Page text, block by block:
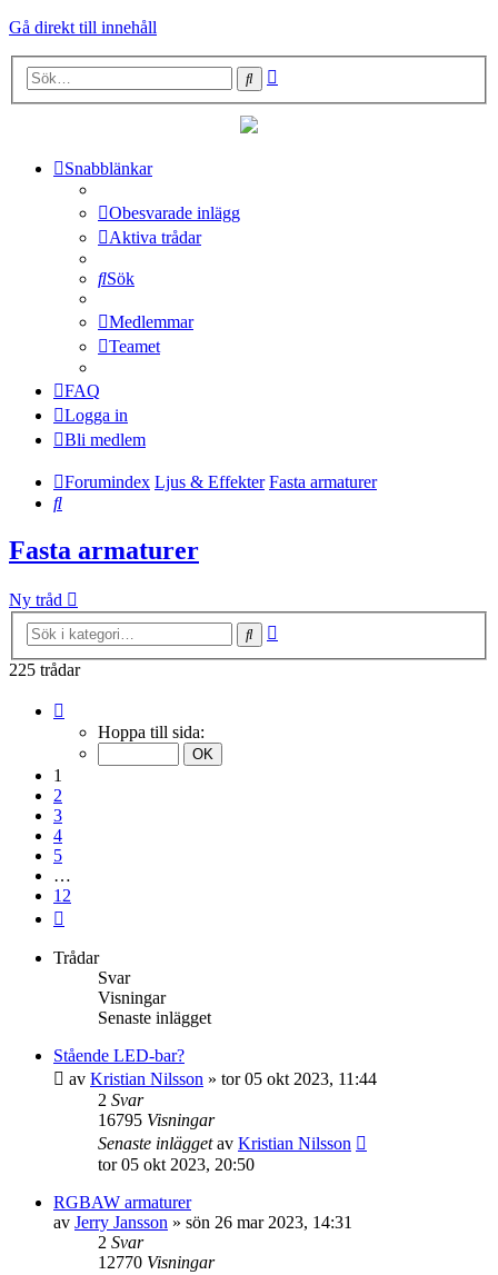
Gå direkt till innehåll
Sök
Snabblänkar
Obesvarade inlägg
Aktiva trådar
Sök
Medlemmar
Teamet
FAQ
Logga in
Bli medlem
Forumindex Ljus & Effekter Fasta armaturer
Sök
Fasta armaturer
Ny tråd
Sök
225 trådar
Hoppa till sida:
1
2
3
4
5
…
12
Trådar
Svar
Visningar
Senaste inlägget
Stående LED-bar?
av Kristian Nilsson » tor 05 okt 2023, 11:44
2 Svar
16795 Visningar
Senaste inläggetav Kristian Nilsson
tor 05 okt 2023, 20:50
RGBAW armaturer
av Jerry Jansson » sön 26 mar 2023, 14:31
2 Svar
12770 Visningar